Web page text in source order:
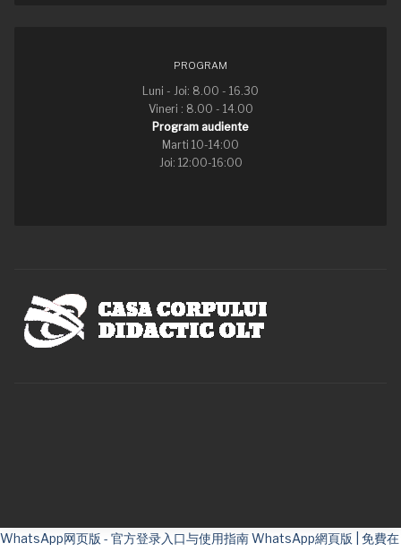
PROGRAM
Luni - Joi: 8.00 - 16.30
Vineri : 8.00 - 14.00
Program audiente
Marti 10-14:00
Joi: 12:00-16:00
WhatsApp网页版 - 官方登录入口与使用指南WhatsApp網頁版 | 免費在